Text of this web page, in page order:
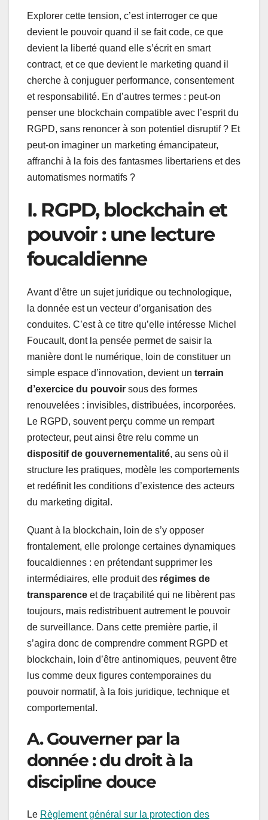
Explorer cette tension, c’est interroger ce que
devient le pouvoir quand il se fait code, ce que
devient la liberté quand elle s’écrit en smart
contract, et ce que devient le marketing quand il
cherche à conjuguer performance, consentement
et responsabilité. En d’autres termes : peut-on
penser une blockchain compatible avec l’esprit du
RGPD, sans renoncer à son potentiel disruptif ? Et
peut-on imaginer un marketing émancipateur,
affranchi à la fois des fantasmes libertariens et des
automatismes normatifs ?
I. RGPD, blockchain et
pouvoir : une lecture
foucaldienne
Avant d’être un sujet juridique ou technologique,
la donnée est un vecteur d’organisation des
conduites. C’est à ce titre qu’elle intéresse Michel
Foucault, dont la pensée permet de saisir la
manière dont le numérique, loin de constituer un
simple espace d’innovation, devient un terrain
d’exercice du pouvoir sous des formes
renouvelées : invisibles, distribuées, incorporées.
Le RGPD, souvent perçu comme un rempart
protecteur, peut ainsi être relu comme un
dispositif de gouvernementalité, au sens où il
structure les pratiques, modèle les comportements
et redéfinit les conditions d’existence des acteurs
du marketing digital.
Quant à la blockchain, loin de s’y opposer
frontalement, elle prolonge certaines dynamiques
foucaldiennes : en prétendant supprimer les
intermédiaires, elle produit des régimes de
transparence et de traçabilité qui ne libèrent pas
toujours, mais redistribuent autrement le pouvoir
de surveillance. Dans cette première partie, il
s’agira donc de comprendre comment RGPD et
blockchain, loin d’être antinomiques, peuvent être
lus comme deux figures contemporaines du
pouvoir normatif, à la fois juridique, technique et
comportemental.
A. Gouverner par la
donnée : du droit à la
discipline douce
Le Règlement général sur la protection des